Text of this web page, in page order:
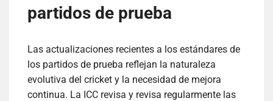
partidos de prueba
Las actualizaciones recientes a los estándares de
los partidos de prueba reflejan la naturaleza
evolutiva del cricket y la necesidad de mejora
continua. La ICC revisa y revisa regularmente las